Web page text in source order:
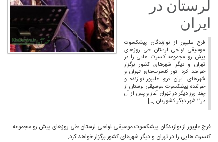
لرستان در
ایران
فرج علیپور از نوازندگان پیشکسوت
موسیقی نواحی لرستان طی روزهای
پیش رو مجموعه کنسرت هایی را در
تهران و دیگر شهرهای کشور برگزار
خواهد کرد. تور کنسرت‌های تهران و
شهرهای ایران فرج علیپور نوازنده و
خواننده پیشکسوت موسیقی لرستان از
چند روز دیگر در تهران آغاز و پس از آن
در ۲ شهر دیگر کشورمان […]
فرج علیپور از نوازندگان پیشکسوت موسیقی نواحی لرستان طی روزهای پیش رو مجموعه
کنسرت هایی را در تهران و دیگر شهرهای کشور برگزار خواهد کرد.